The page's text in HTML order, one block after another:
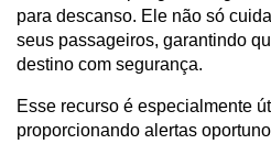
para descanso. Ele não só
seus passageiros, garantindo
destino com segurança.
Esse recurso é especialmente
proporcionando alertas